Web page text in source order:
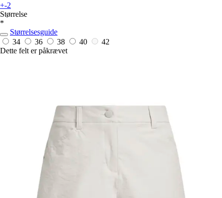
+-2
Størrelse
*
Størrelsesguide
34
36 38 40
42
Dette felt er påkrævet